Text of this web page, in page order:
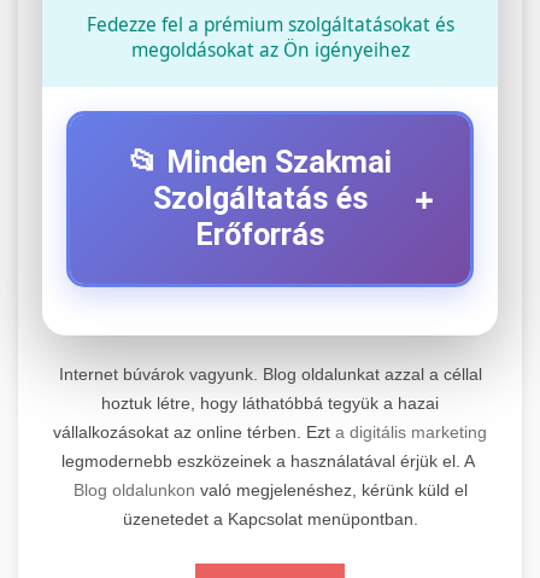
Fedezze fel a prémium szolgáltatásokat és
megoldásokat az Ön igényeihez
📂 Minden Szakmai
Szolgáltatás és
Erőforrás
+
+
Professzionális elektromos roller javítási és
karbantartási szolgáltatások. Szakértő
technikusaink minőségi szervízt nyújtanak
minden jelentős márkához és modellhez.
Szervizközpont Látogatása
📊 2. Online Marketing
Ügynökség
+
Átfogó online marketing szolgáltatások,
beleértve a SEO-t, közösségi média kezelést és
Internet búvárok vagyunk. Blog oldalunkat azzal a céllal
hoztuk létre, hogy láthatóbbá tegyük a hazai
vállalkozásokat az online térben. Ezt a digitális marketing
legmodernebb eszközeinek a használatával érjük el. A
Blog oldalunkon való megjelenéshez, kérünk küld el
üzenetedet a Kapcsolat menüpontban.